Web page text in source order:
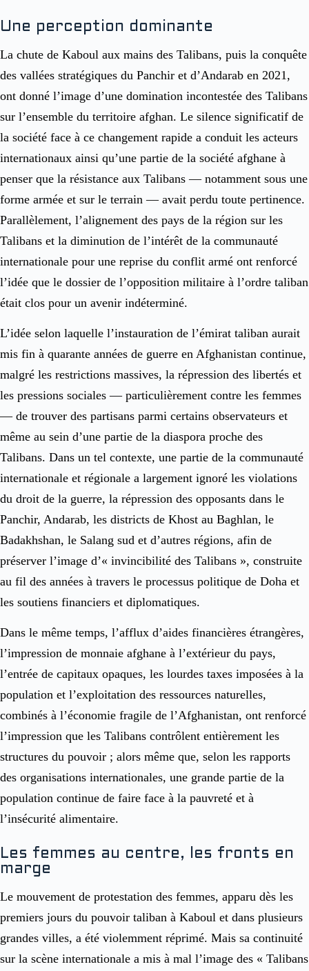
Une perception dominante
La chute de Kaboul aux mains des Talibans, puis la conquête
des vallées stratégiques du Panchir et d’Andarab en 2021,
ont donné l’image d’une domination incontestée des Talibans
sur l’ensemble du territoire afghan. Le silence significatif de
la société face à ce changement rapide a conduit les acteurs
internationaux ainsi qu’une partie de la société afghane à
penser que la résistance aux Talibans — notamment sous une
forme armée et sur le terrain — avait perdu toute pertinence.
Parallèlement, l’alignement des pays de la région sur les
Talibans et la diminution de l’intérêt de la communauté
internationale pour une reprise du conflit armé ont renforcé
l’idée que le dossier de l’opposition militaire à l’ordre taliban
était clos pour un avenir indéterminé.
L’idée selon laquelle l’instauration de l’émirat taliban aurait
mis fin à quarante années de guerre en Afghanistan continue,
malgré les restrictions massives, la répression des libertés et
les pressions sociales — particulièrement contre les femmes
— de trouver des partisans parmi certains observateurs et
même au sein d’une partie de la diaspora proche des
Talibans. Dans un tel contexte, une partie de la communauté
internationale et régionale a largement ignoré les violations
du droit de la guerre, la répression des opposants dans le
Panchir, Andarab, les districts de Khost au Baghlan, le
Badakhshan, le Salang sud et d’autres régions, afin de
préserver l’image d’« invincibilité des Talibans », construite
au fil des années à travers le processus politique de Doha et
les soutiens financiers et diplomatiques.
Dans le même temps, l’afflux d’aides financières étrangères,
l’impression de monnaie afghane à l’extérieur du pays,
l’entrée de capitaux opaques, les lourdes taxes imposées à la
population et l’exploitation des ressources naturelles,
combinés à l’économie fragile de l’Afghanistan, ont renforcé
l’impression que les Talibans contrôlent entièrement les
structures du pouvoir ; alors même que, selon les rapports
des organisations internationales, une grande partie de la
population continue de faire face à la pauvreté et à
l’insécurité alimentaire.
Les femmes au centre, les fronts en
marge
Le mouvement de protestation des femmes, apparu dès les
premiers jours du pouvoir taliban à Kaboul et dans plusieurs
grandes villes, a été violemment réprimé. Mais sa continuité
sur la scène internationale a mis à mal l’image des « Talibans